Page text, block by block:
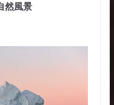
然風景